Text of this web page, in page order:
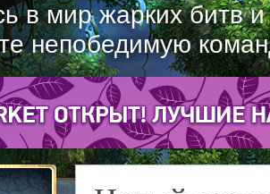
в мир жарких битв
непобедимую